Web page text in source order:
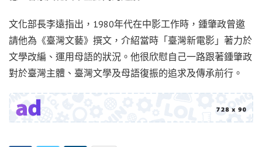
文化部長李遠指出，1980年代在中影工作時，鍾肇政曾邀
請他為《臺灣文藝》撰文，介紹當時「臺灣新電影」著力於
文學改編、運用母語的狀況。他很欣慰自己一路跟著鍾肇政
對於臺灣主體、臺灣文學及母語復振的追求及傳承前行。